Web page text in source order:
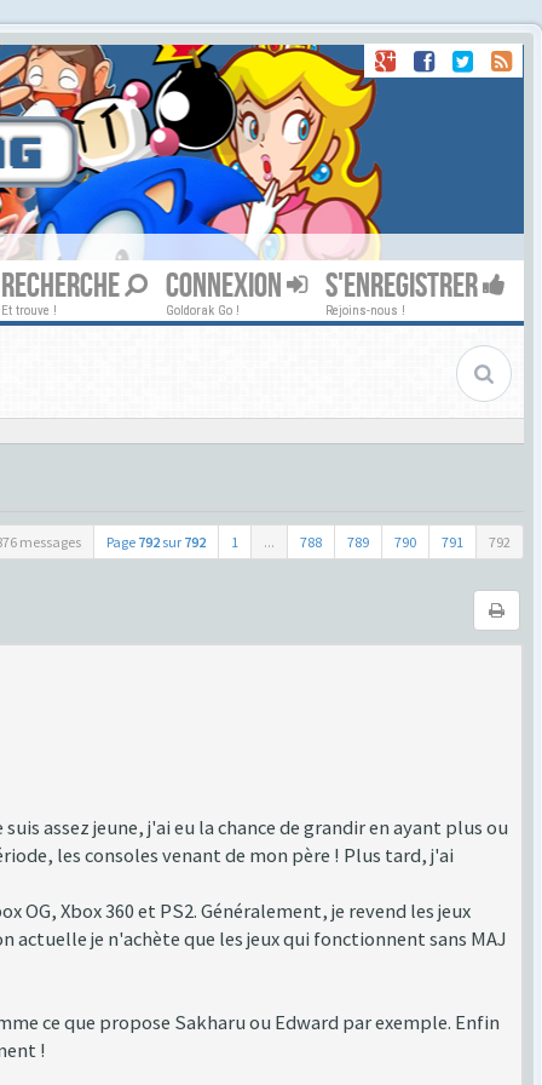
RECHERCHE
Et trouve !
CONNEXION
Goldorak Go !
S'ENREGISTRER
Rejoins-nous !
messages Page 792 sur 792 1 ... 788 789 790 791 792
assez jeune, j'ai eu la chance de grandir en ayant plus ou
les consoles venant de mon père ! Plus tard, j'ai
Xbox 360 et PS2. Généralement, je revend les jeux
je n'achète que les jeux qui fonctionnent sans MAJ
ce que propose Sakharu ou Edward par exemple. Enfin
!